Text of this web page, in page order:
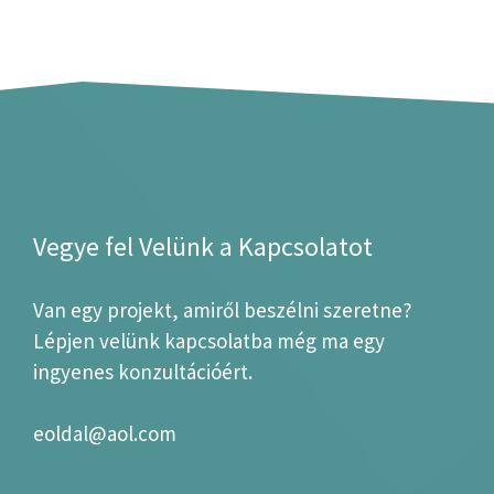
Vegye fel Velünk a Kapcsolatot
Van egy projekt, amiről beszélni szeretne?
Lépjen velünk kapcsolatba még ma egy
ingyenes konzultációért.
eoldal@aol.com